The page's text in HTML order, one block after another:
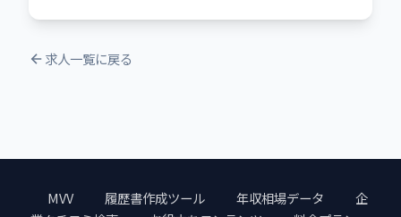
求人一覧に戻る
MVV 履歴書作成ツール 年収相場データ
企